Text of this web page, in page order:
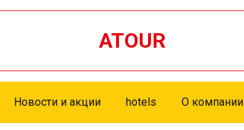
ATOUR
Новости и акции hotels О компании